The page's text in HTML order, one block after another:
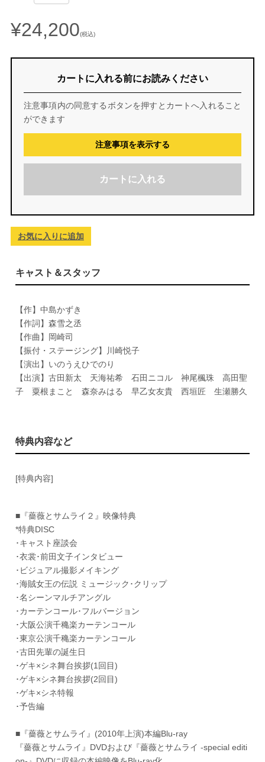
¥24,200(税込)
カートに入れる前にお読みください
注意事項内の同意するボタンを押すとカートへ入れること
ができます
注意事項を表示する
カートに入れる
お気に入りに追加
キャスト＆スタッフ
【作】中島かずき
【作詞】森雪之丞
【作曲】岡崎司
【振付・ステージング】川崎悦子
【演出】いのうえひでのり
【出演】古田新太 天海祐希 石田ニコル 神尾楓珠 高田聖
子 粟根まこと 森奈みはる 早乙女友貴 西垣匠 生瀬勝久
特典内容など
[特典内容]
■『薔薇とサムライ２』映像特典
*特典DISC
･キャスト座談会
･衣裳･前田文子インタビュー
･ビジュアル撮影メイキング
･海賊女王の伝説 ミュージック･クリップ
･名シーンマルチアングル
･カーテンコール･フルバージョン
･大阪公演千穐楽カーテンコール
･東京公演千穐楽カーテンコール
･古田先輩の誕生日
･ゲキ×シネ舞台挨拶(1回目)
･ゲキ×シネ舞台挨拶(2回目)
･ゲキ×シネ特報
･予告編
■『薔薇とサムライ』(2010年上演)本編Blu-ray
『薔薇とサムライ』DVDおよび『薔薇とサムライ -special editi